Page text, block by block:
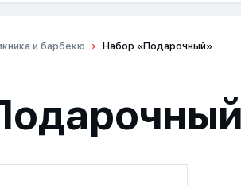
и барбекю Набор «Подарочный»